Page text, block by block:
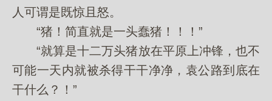
人可谓是既惊且怒。
“猪！简直就是一头蠢猪！！！”
“就算是十二万头猪放在平原上冲锋，也不
可能一天内就被杀得干干净净，袁公路到底在
干什么？！”